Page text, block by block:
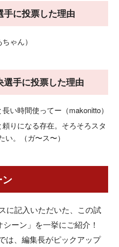
に投票した理由
ゃん）
手に投票した理由
い時間使ってー（makonitto）
りになる存在。そろそろスタ
い。（ガ〜ス〜）
に記入いただいた、この試
ーン」を一挙にご紹介！
は、編集長がピックアップ